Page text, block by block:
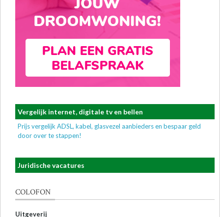
Vergelijk internet, digitale tv en bellen
Prijs vergelijk ADSL, kabel, glasvezel aanbieders en bespaar geld
door over te stappen!
Juridische vacatures
COLOFON
Uitgeverij